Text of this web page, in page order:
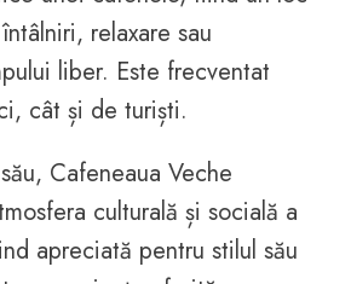
relaxare sau
liber. Este frecventat
cât și de turiști.
Cafeneaua Veche
culturală și socială a
apreciată pentru stilul său